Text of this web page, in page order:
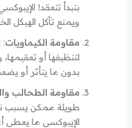
بتبدأ تتعقد!
ويمنع تآكل الهيكل
مقاومة الكيماويات:
لتنظيفها أو
بدون ما يتأثر أو
مقاومة الطحالب
طويلة ممكن يسبب
الإيبوكسي ما